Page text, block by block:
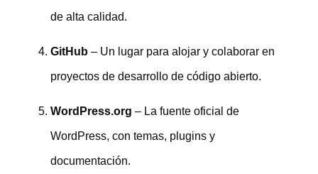
de alta calidad.
GitHub – Un lugar para alojar y colaborar en
proyectos de desarrollo de código abierto.
WordPress.org – La fuente oficial de
WordPress, con temas, plugins y
documentación.